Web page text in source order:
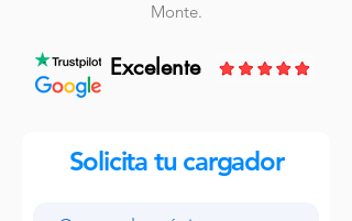
Monte.
Excelente
Solicita tu cargador